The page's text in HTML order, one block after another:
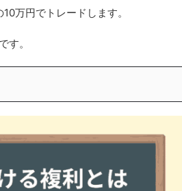
万円でトレードします。
す。